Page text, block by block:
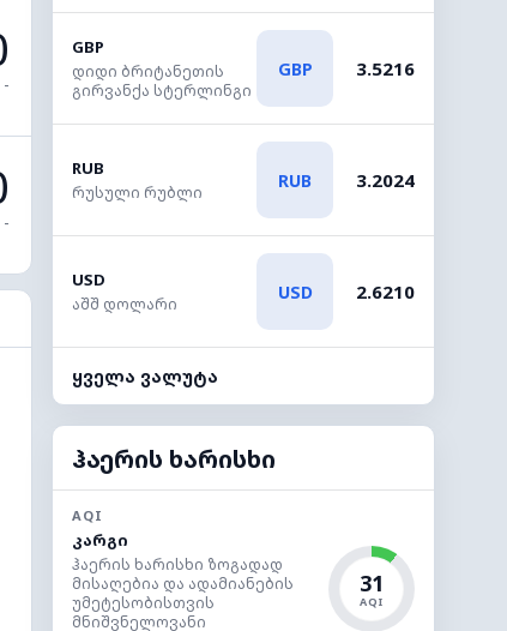
-
-
GBP
დიდი ბრიტანეთის
გირვანქა სტერლინგი
GBP 3.5216
RUB
რუსული რუბლი
RUB 3.2024
USD
აშშ დოლარი
USD 2.6210
ყველა ვალუტა
ჰაერის ხარისხი
AQI
კარგი
ჰაერის ხარისხი ზოგადად
მისაღებია და ადამიანების
უმეტესობისთვის
მნიშვნელოვანი
31
AQI